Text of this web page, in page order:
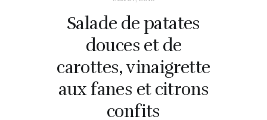
Salade de patates
douces et de
carottes, vinaigrette
aux fanes et citrons
confits